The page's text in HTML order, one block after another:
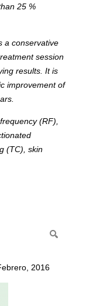
25 %
a conservative
session
results. It is
improvement of
(RF),
(TC), skin
2016